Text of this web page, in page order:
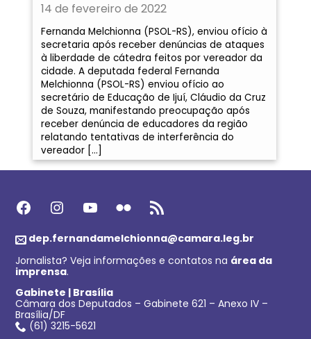
14 de fevereiro de 2022
Fernanda Melchionna (PSOL-RS), enviou ofício à
secretaria após receber denúncias de ataques
à liberdade de cátedra feitos por vereador da
cidade. A deputada federal Fernanda
Melchionna (PSOL-RS) enviou ofício ao
secretário de Educação de Ijuí, Cláudio da Cruz
de Souza, manifestando preocupação após
receber denúncia de educadores da região
relatando tentativas de interferência do
vereador […]
Facebook Instagram Youtube Flickr Feed RSS
dep.fernandamelchionna@camara.leg.br
Jornalista? Veja informações e contatos na área da
imprensa.
Gabinete | Brasília
Câmara dos Deputados – Gabinete 621 – Anexo IV –
Brasília/DF
(61) 3215-5621